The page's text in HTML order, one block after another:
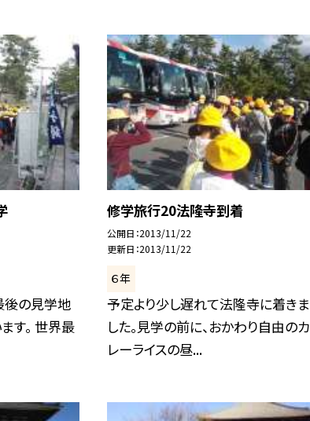
後の見学地
す。 世界最
修学旅行20法隆寺到着
公開日 2013/11/22
更新日 2013/11/22
６年
予定より少し遅れて法隆寺に着きま
した。見学の前に、おかわり自由のカ
レーライスの昼...